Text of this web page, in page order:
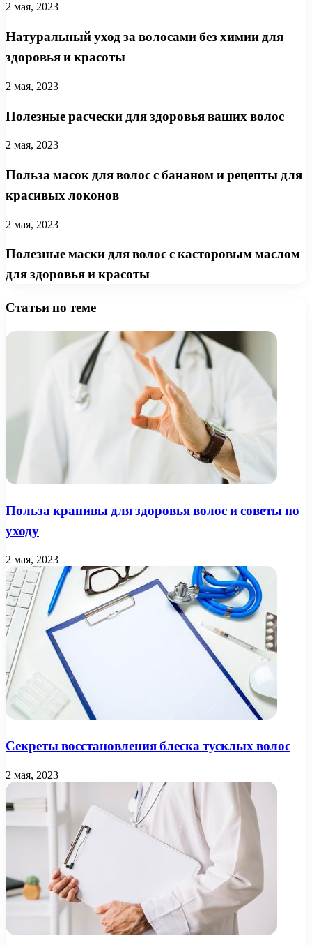
2 мая, 2023
Натуральный уход за волосами без химии для
здоровья и красоты
2 мая, 2023
Полезные расчески для здоровья ваших волос
2 мая, 2023
Польза масок для волос с бананом и рецепты для
красивых локонов
2 мая, 2023
Полезные маски для волос с касторовым маслом
для здоровья и красоты
Статьи по теме
Польза крапивы для здоровья волос и советы по
уходу
2 мая, 2023
Секреты восстановления блеска тусклых волос
2 мая, 2023